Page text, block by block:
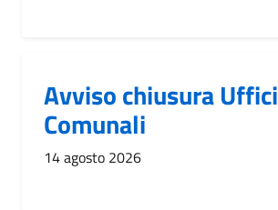
Avviso chiusura Uffici
Comunali
14 agosto 2026